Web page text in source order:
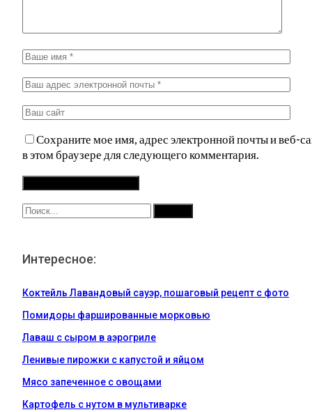
Сохраните мое имя, адрес электронной почты и веб-
в этом браузере для следующего комментария.
Интересное:
Коктейль Лавандовый сауэр, пошаговый рецепт с фото
Помидоры фаршированные морковью
Лаваш с сыром в аэрогриле
Ленивые пирожки с капустой и яйцом
Мясо запеченное с овощами
Картофель с нутом в мультиварке